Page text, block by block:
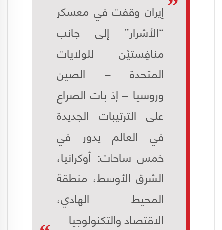
إيران وقفت في معسكر
“الأشرار” إلى جانب
منافِستيْن للولايات
المتحدة – الصين
وروسيا – إذ بات الصراع
على الترتيبات الجديدة
في العالم يدور في
خمس ساحات: أوكرانيا،
الشرق الأوسط، منطقة
المحيط الهادي،
الاقتصاد والتكنولوجيا